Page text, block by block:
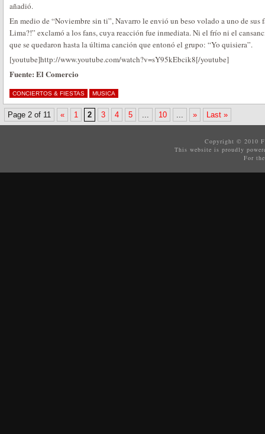
añadió.
En medio de “Noviembre sin ti”, Navarro le envió un beso volado a uno de sus
Lima?!” exclamó a los fans, cuya reacción fue inmediata. Ni el frío ni el
que se quedaron hasta la última canción que entonó el grupo: “Yo quisiera”.
[youtube]http://www.youtube.com/watch?v=sY95kEbcik8[/youtube]
Fuente: El Comercio
CONCIERTOS & FIESTAS MUSICA
Page 2 of 11 « 1 2 3 4 5 ... 10 ... » Last »
Copyright © 2010
This website is proudly
For